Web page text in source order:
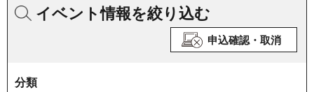
イベント情報を絞り込む
申込確認・取消
分類